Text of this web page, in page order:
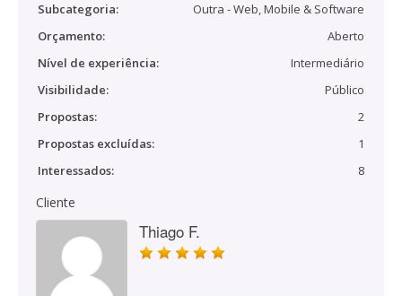
Subcategoria:
Outra - Web, Mobile & Software
Orçamento:
Aberto
Nível de experiência:
Intermediário
Visibilidade:
Público
Propostas:
2
Propostas excluídas:
1
Interessados:
8
Cliente
Thiago F.